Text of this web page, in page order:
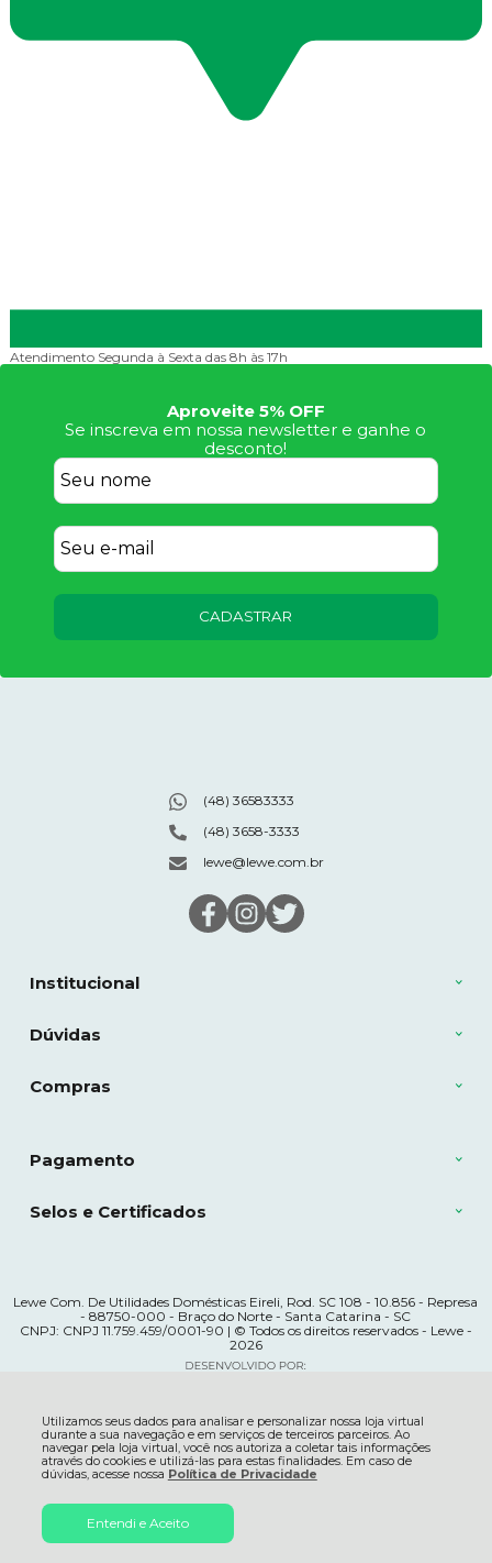
Utilizamos seus dados para analisar e personalizar nossa loja virtual
durante a sua navegação e em serviços de terceiros parceiros. Ao
navegar pela loja virtual, você nos autoriza a coletar tais informações
através do cookies e utilizá-las para estas finalidades. Em caso de
dúvidas, acesse nossa Política de Privacidade
Entendi e Aceito
Frete GrátisConsulte Regulamento
Aproveite 5% OFF
Se inscreva em nossa newsletter e ganhe o
desconto!
CADASTRAR
Institucional
Dúvidas
Compras
(48) 36583333
(48) 3658-3333
lewe@lewe.com.br
Pagamento
Selos e Certificados
Lewe Com. De Utilidades Domésticas Eireli, Rod. SC 108 - 10.856 - Represa
- 88750-000 - Braço do Norte - Santa Catarina - SC
CNPJ: CNPJ 11.759.459/0001-90 | © Todos os direitos reservados - Lewe -
2026
R$ 354,34
à vista no boleto ou pix 5% OFF